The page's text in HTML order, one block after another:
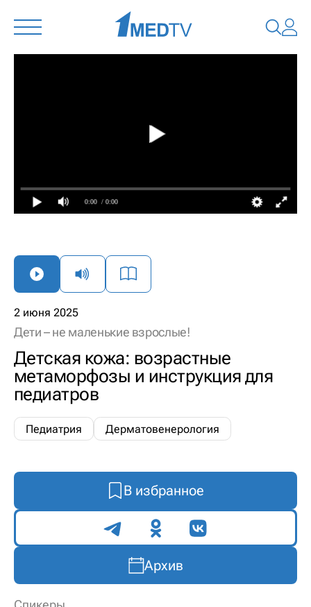
0:00 / 0:00
2 июня 2025
Дети – не маленькие взрослые!
Детская кожа: возрастные
метаморфозы и инструкция для
педиатров
Педиатрия Дерматовенерология
В избранное
Поделиться
Архив